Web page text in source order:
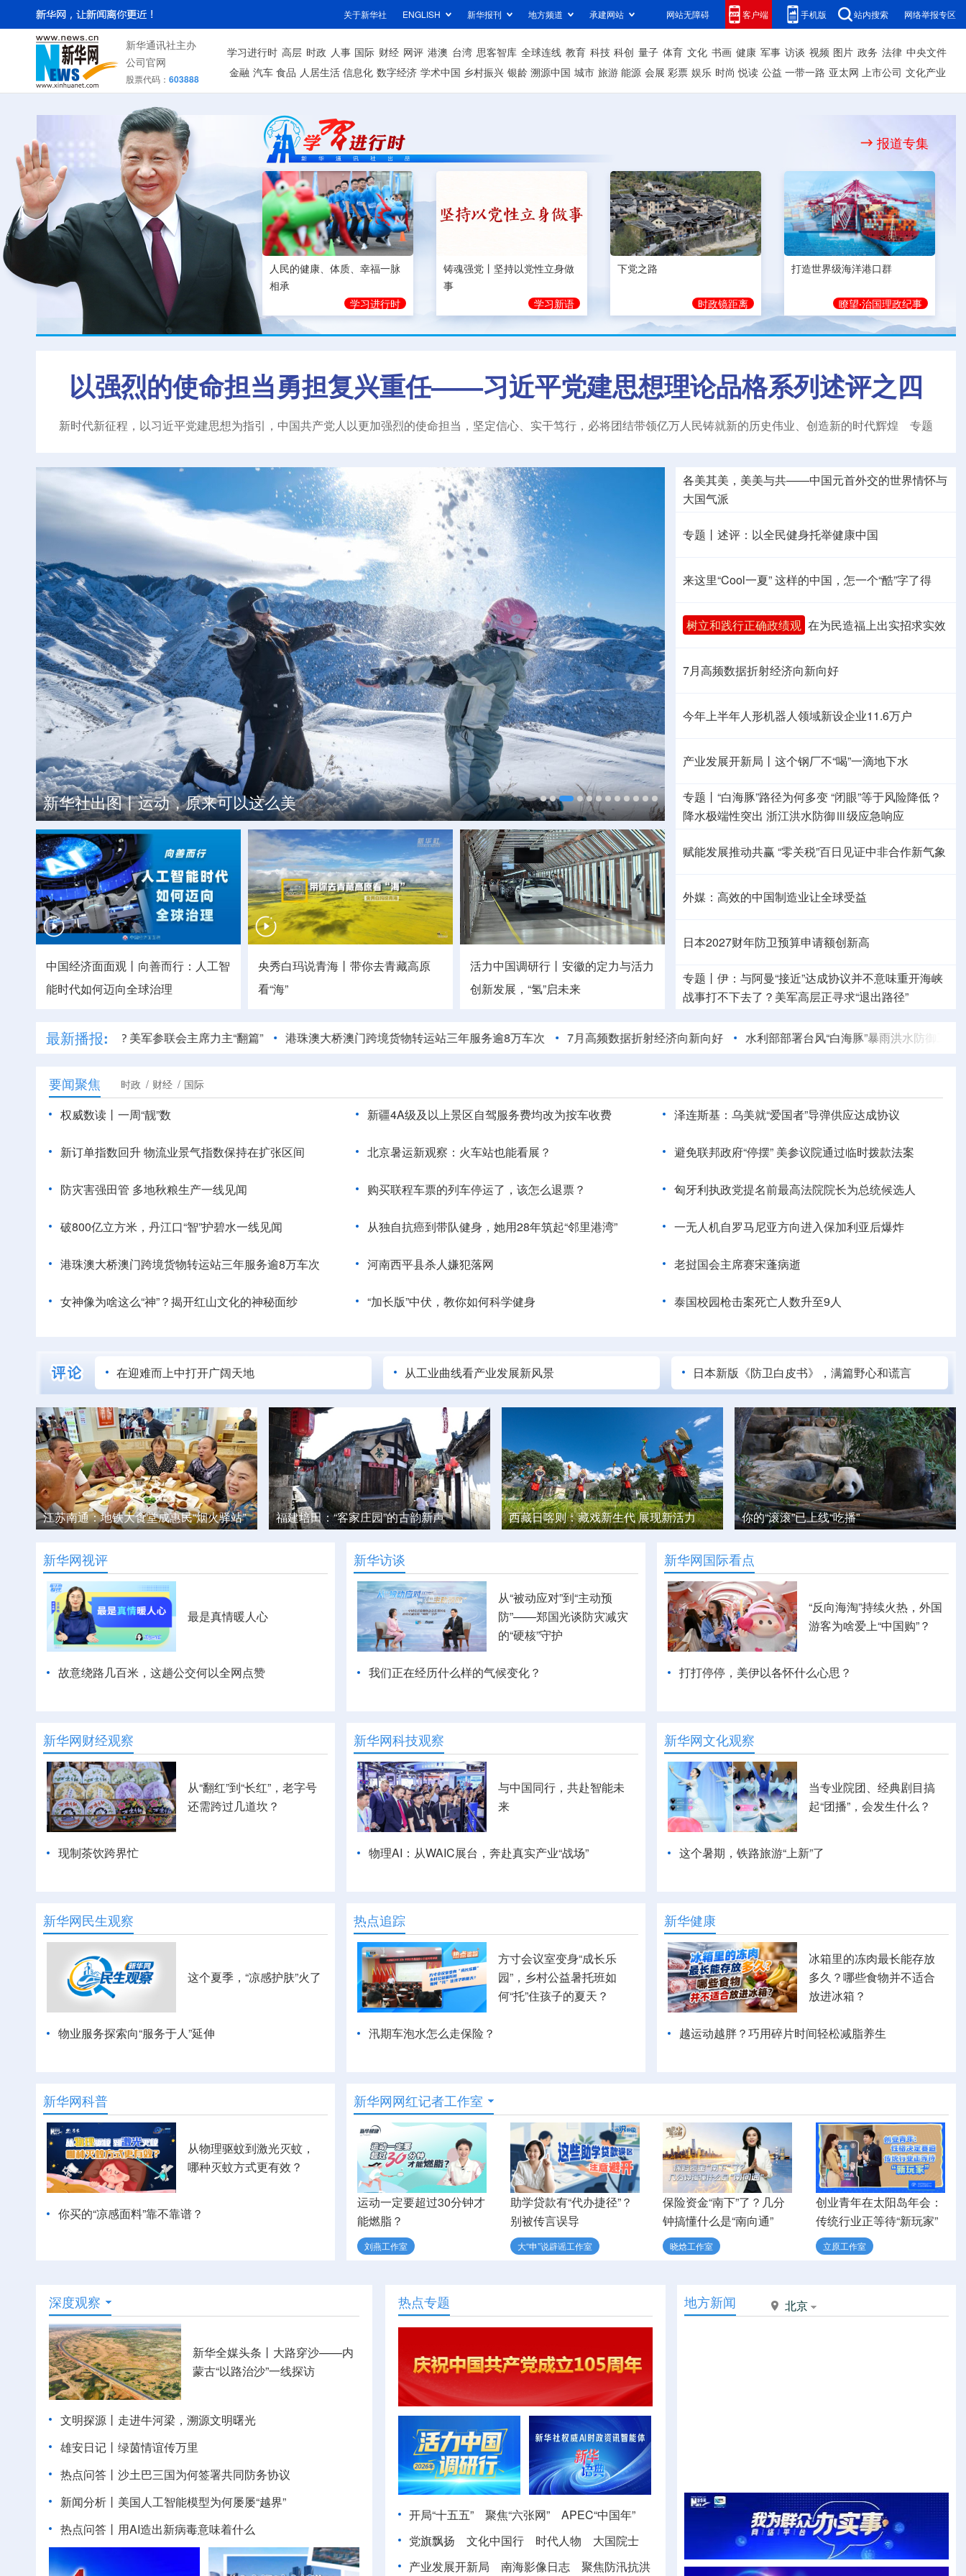
关于新华社 ENGLISH 新华报刊 地方频道 承建网站 网站无障碍 客户端 手机版 站内搜索 网络举报专区
新华通讯社主办
公司官网
股票代码： 603888
学习进行时 高层 时政 人事 国际 财经 网评 港澳 台湾 思客智库 全球连线 教育 科技 科创 量子 体育 文化 书画 健康 军事 访谈 视频 图片 政务 法律 中央文件
金融 汽车 食品 人居生活 信息化 数字经济 学术中国 乡村振兴 银龄 溯源中国 城市 旅游 能源 会展 彩票 娱乐 时尚 悦读 公益 一带一路 亚太网 上市公司 文化产业
报道专集
人民的健康、体质、幸福一脉
相承
学习进行时
铸魂强党丨坚持以党性立身做
事
学习新语
下党之路
时政镜距离
打造世界级海洋港口群
瞭望·治国理政纪事
以强烈的使命担当勇担复兴重任——习近平党建思想理论品格系列述评之四
新时代新征程，以习近平党建思想为指引，中国共产党人以更加强烈的使命担当，坚定信心、实干笃行，必将团结带领亿万人民铸就新的历史伟业、创造新的时代辉煌 专题
杏花深处清香来 相约2026杏花村酒博会
从“一捆发菜”到“万家发财”，山海同心铺就振兴路
全民健身热潮涌动
新华社出图丨运动，原来可以这么美
中国经济面面观丨向善而行：人工智
能时代如何迈向全球治理
央秀白玛说青海丨带你去青藏高原
看“海”
活力中国调研行丨 安徽的定力与活力
创新发展，“氢”启未来
各美其美，美美与共——中国元首外交的世界情怀与
大国气派
专题丨 述评：以全民健身托举健康中国
来这里“Cool一夏”这样的中国，怎一个“酷”字了得
树立和践行正确政绩观 在为民造福上出实招求实效
7月高频数据折射经济向新向好
今年上半年人形机器人领域新设企业11.6万户
产业发展开新局丨 这个钢厂不“喝”一滴地下水
专题丨 “白海豚”路径为何多变“闭眼”等于风险降低？
降水极端性突出 浙江洪水防御Ⅲ级应急响应
赋能发展推动共赢 “零关税”百日见证中非合作新气象
外媒：高效的中国制造业让全球受益
日本2027财年防卫预算申请额创新高
专题丨 伊：与阿曼“接近”达成协议并不意味重开海峡
战事打不下去了？ 美军高层正寻求“退出路径”
寻求对伊战事“退出路径”伊朗战事打不下去了？
最新播报:
打不下去了？美军参联会主席力主“翻篇” 港珠澳大桥澳门跨境货物转运站三年服务逾8万车次 7月高频数据折射经济向新向好 水利部部署台风“白海豚”暴雨洪水防御工作
要闻聚焦 时政 财经 国际
权威数读丨一周“靓”数
新订单指数回升 物流业景气指数保持在扩张区间
防灾害强田管 多地秋粮生产一线见闻
破800亿立方米，丹江口“智”护碧水一线见闻
港珠澳大桥澳门跨境货物转运站三年服务逾8万车次
女神像为啥这么“神”？揭开红山文化的神秘面纱
新疆4A级及以上景区自驾服务费均改为按车收费
北京暑运新观察：火车站也能看展？
购买联程车票的列车停运了，该怎么退票？
从独自抗癌到带队健身，她用28年筑起“邻里港湾”
河南西平县杀人嫌犯落网
“加长版”中伏，教你如何科学健身
泽连斯基：乌美就“爱国者”导弹供应达成协议
避免联邦政府“停摆” 美参议院通过临时拨款法案
匈牙利执政党提名前最高法院院长为总统候选人
一无人机自罗马尼亚方向进入保加利亚后爆炸
老挝国会主席赛宋蓬病逝
泰国校园枪击案死亡人数升至9人
在迎难而上中打开广阔天地 从工业曲线看产业发展新风景 日本新版《防卫白皮书》，满篇野心和谎言
福建培田：“客家庄园”的古韵新声 西藏日喀则：藏戏新生代 展现新活力 你的“滚滚”已上线“吃播” 安徽桐城：六尺巷暑期文旅热
新华网视评
最是真情暖人心
故意绕路几百米，这趟公交何以全网点赞
新华访谈
从“被动应对”到“主动预
防”——郑国光谈防灾减灾
的“硬核”守护
我们正在经历什么样的气候变化？
新华网国际看点
“反向海淘”持续火热，外国
游客为啥爱上“中国购”？
打打停停，美伊以各怀什么心思？
新华网财经观察
从“翻红”到“长红”，老字号
还需跨过几道坎？
现制茶饮跨界忙
新华网科技观察
与中国同行，共赴智能未
来
物理AI：从WAIC展台，奔赴真实产业“战场”
新华网文化观察
当专业院团、经典剧目搞
起“团播”，会发生什么？
这个暑期，铁路旅游“上新”了
新华网民生观察
这个夏季，“凉感护肤”火了
物业服务探索向“服务于人”延伸
热点追踪
方寸会议室变身“成长乐
园”，乡村公益暑托班如
何“托”住孩子的夏天？
汛期车泡水怎么走保险？
新华健康
冰箱里的冻肉最长能存放
多久？哪些食物并不适合
放进冰箱？
越运动越胖？巧用碎片时间轻松减脂养生
新华网科普
从物理驱蚊到激光灭蚊，
哪种灭蚊方式更有效？
你买的“凉感面料”靠不靠谱？
新华网网红记者工作室
运动一定要超过30分钟才
能燃脂？
刘燕工作室
助学贷款有“代办捷径”？
别被传言误导
大“申”说辟谣工作室
保险资金“南下”了？几分
钟搞懂什么是“南向通”
晓焓工作室
创业青年在太阳岛年会：
传统行业正等待“新玩家”
立原工作室
深度观察
新华全媒头条丨 大路穿沙——内
蒙古“以路治沙”一线探访
文明探源丨走进牛河梁，溯源文明曙光
雄安日记丨绿茵情谊传万里
热点问答丨沙土巴三国为何签署共同防务协议
新闻分析丨美国人工智能模型为何屡屡“越界”
热点问答丨用AI造出新病毒意味着什么
热点专题
开局“十五五” 聚焦“六张网”
APEC“中国年”
党旗飘扬
文化中国行 时代人物
大国院士
产业发展开新局
南海影像日志 聚焦防汛抗洪
地方新闻 北京